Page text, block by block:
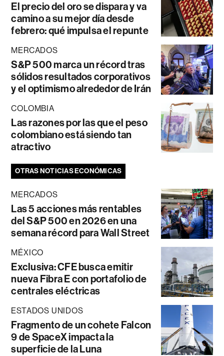
El precio del oro se dispara y va
camino a su mejor día desde
febrero: qué impulsa el repunte
MERCADOS
S&P 500 marca un récord tras
sólidos resultados corporativos
y el optimismo alrededor de Irán
COLOMBIA
Las razones por las que el peso
colombiano está siendo tan
atractivo
OTRAS NOTICIAS ECONÓMICAS
MERCADOS
Las 5 acciones más rentables
del S&P 500 en 2026 en una
semana récord para Wall Street
MÉXICO
Exclusiva: CFE busca emitir
nueva Fibra E con portafolio de
centrales eléctricas
ESTADOS UNIDOS
Fragmento de un cohete Falcon
9 de SpaceX impacta la
superficie de la Luna